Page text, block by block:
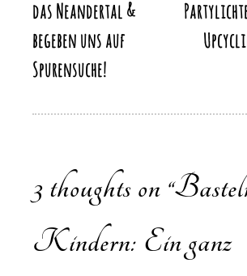
das Neandertal &
begeben uns auf
Spurensuche!
3 thoughts on “
Kindern: Ein ganz